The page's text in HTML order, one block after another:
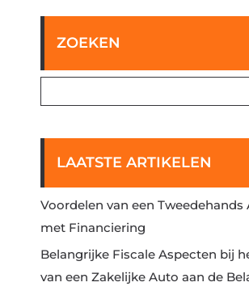
ZOEKEN
LAATSTE ARTIKELEN
Voordelen van een Tweedehands
met Financiering
Belangrijke Fiscale Aspecten bij
van een Zakelijke Auto aan de